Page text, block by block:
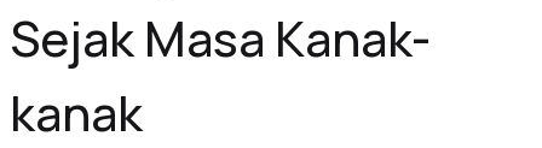
Sejak Masa Kanak-
kanak